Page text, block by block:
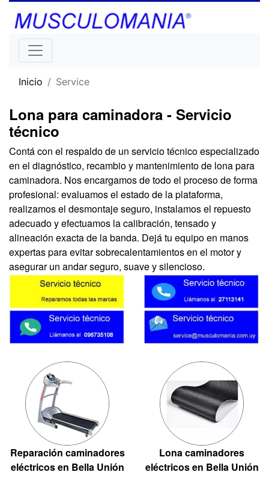
Inicio Service
Lona para caminadora - Servicio
técnico
Contá con el respaldo de un servicio técnico especializado
en el diagnóstico, recambio y mantenimiento de lona para
caminadora. Nos encargamos de todo el proceso de forma
profesional: evaluamos el estado de la plataforma,
realizamos el desmontaje seguro, instalamos el repuesto
adecuado y efectuamos la calibración, tensado y
alineación exacta de la banda. Dejá tu equipo en manos
expertas para evitar sobrecalentamientos en el motor y
asegurar un andar seguro, suave y silencioso.
Reparación caminadores
eléctricos en Bella Unión
Lona caminadores
eléctricos en Bella Unión